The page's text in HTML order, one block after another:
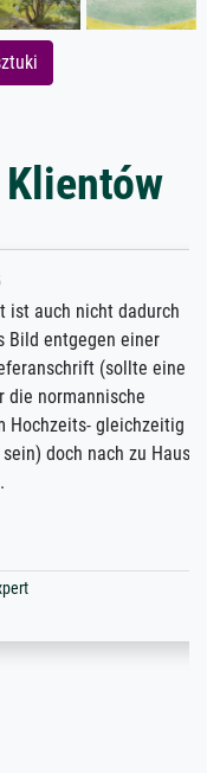
dadurch
einer
eine
zu Hause